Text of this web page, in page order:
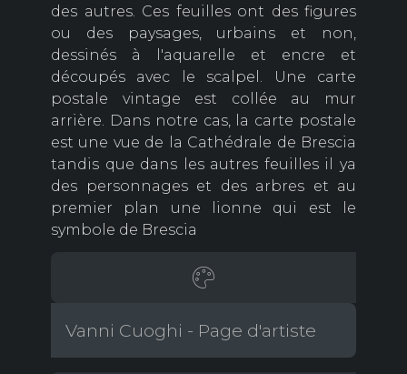
des autres. Ces feuilles ont des figures
ou des paysages, urbains et non,
dessinés à l'aquarelle et encre et
découpés avec le scalpel. Une carte
postale vintage est collée au mur
arrière. Dans notre cas, la carte postale
est une vue de la Cathédrale de Brescia
tandis que dans les autres feuilles il ya
des personnages et des arbres et au
premier plan une lionne qui est le
symbole de Brescia
Vanni Cuoghi - Page d'artiste